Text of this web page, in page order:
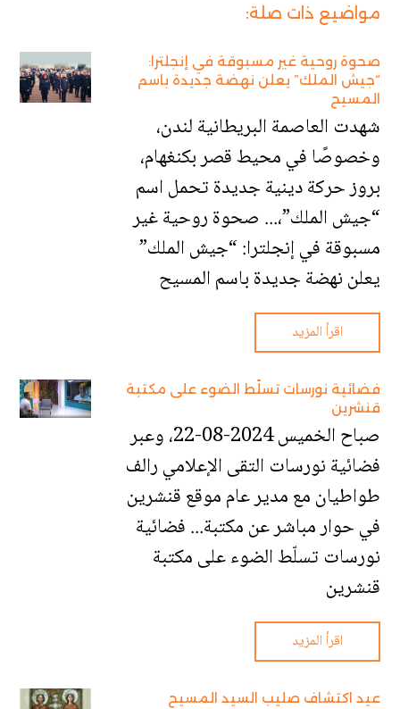
مواضيع ذات صلة:
صحوة روحية غير مسبوقة في إنجلترا:
“جيش الملك” يعلن نهضة جديدة باسم
المسيح
شهدت العاصمة البريطانية لندن،
وخصوصًا في محيط قصر بكنغهام،
بروز حركة دينية جديدة تحمل اسم
“جيش الملك”،... صحوة روحية غير
مسبوقة في إنجلترا: “جيش الملك”
يعلن نهضة جديدة باسم المسيح
اقرأ المزيد
فضائية نورسات تسلّط الضوء على مكتبة
قنشرين
صباح الخميس 2024-08-22، وعبر
فضائية نورسات التقى الإعلامي رالف
طواطيان مع مدير عام موقع قنشرين
في حوار مباشر عن مكتبة... فضائية
نورسات تسلّط الضوء على مكتبة
قنشرين
اقرأ المزيد
عيد اكتشاف صليب السيد المسيح